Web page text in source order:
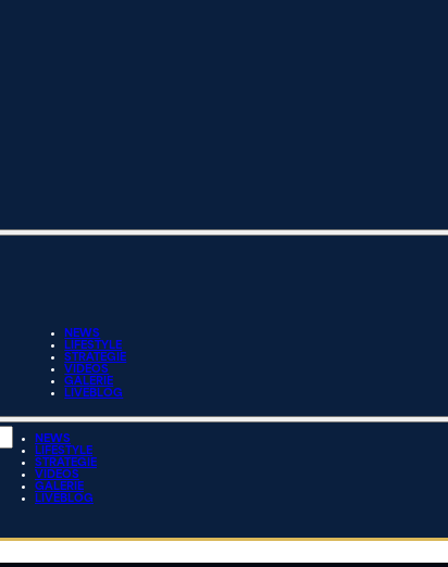
NEWS
LIFESTYLE
STRATEGIE
VIDEOS
GALERIE
LIVEBLOG
NEWS
LIFESTYLE
STRATEGIE
VIDEOS
GALERIE
LIVEBLOG